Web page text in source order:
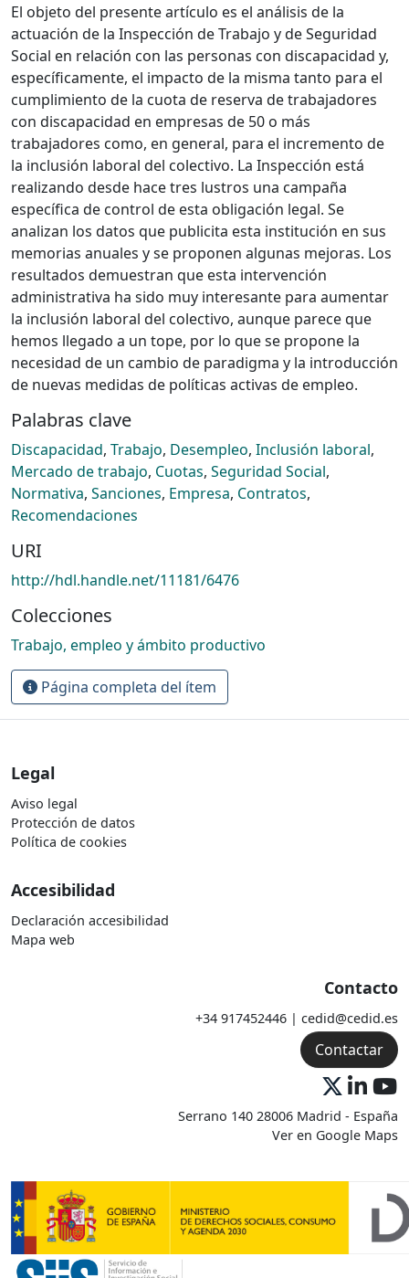
El objeto del presente artículo es el análisis de la
actuación de la Inspección de Trabajo y de Seguridad
Social en relación con las personas con discapacidad y,
específicamente, el impacto de la misma tanto para el
cumplimiento de la cuota de reserva de trabajadores
con discapacidad en empresas de 50 o más
trabajadores como, en general, para el incremento de
la inclusión laboral del colectivo. La Inspección está
realizando desde hace tres lustros una campaña
específica de control de esta obligación legal. Se
analizan los datos que publicita esta institución en sus
memorias anuales y se proponen algunas mejoras. Los
resultados demuestran que esta intervención
administrativa ha sido muy interesante para aumentar
la inclusión laboral del colectivo, aunque parece que
hemos llegado a un tope, por lo que se propone la
necesidad de un cambio de paradigma y la introducción
de nuevas medidas de políticas activas de empleo.
Palabras clave
Discapacidad, Trabajo, Desempleo, Inclusión laboral,
Mercado de trabajo, Cuotas, Seguridad Social,
Normativa, Sanciones, Empresa, Contratos,
Recomendaciones
URI
http://hdl.handle.net/11181/6476
Colecciones
Trabajo, empleo y ámbito productivo
Página completa del ítem
Legal
Aviso legal
Protección de datos
Política de cookies
Accesibilidad
Declaración accesibilidad
Mapa web
Contacto
+34 917452446 | cedid@cedid.es
Contactar
Serrano 140 28006 Madrid - España
Ver en Google Maps